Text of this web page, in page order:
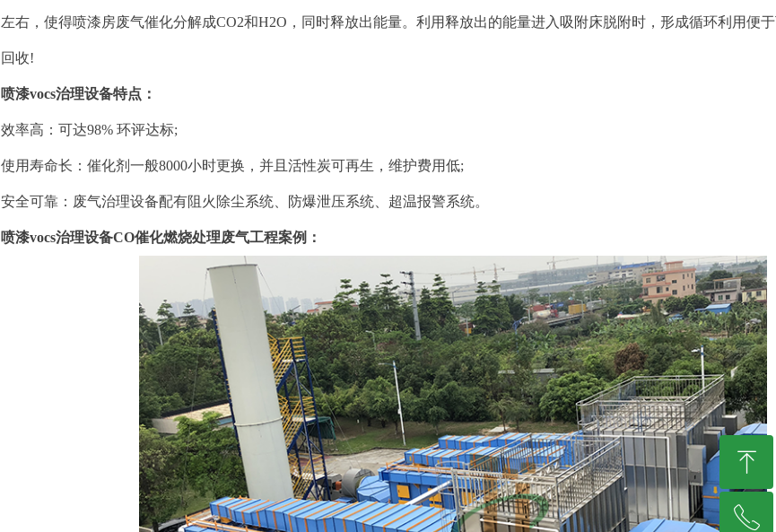
左右，使得喷漆房废气催化分解成CO2和H2O，同时释放出能量。利用释放出的能量进入吸附床脱附时，形成循环利用便
回收!
喷漆vocs治理设备特点：
效率高：可达98% 环评达标;
使用寿命长：催化剂一般8000小时更换，并且活性炭可再生，维护费用低;
安全可靠：废气治理设备配有阻火除尘系统、防爆泄压系统、超温报警系统。
喷漆vocs治理设备CO催化燃烧处理废气工程案例：
ꁸ
回到顶部
ꂅ